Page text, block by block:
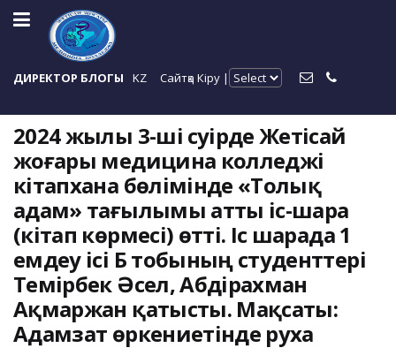
ДИРЕКТОР БЛОГЫ KZ Сайтқа Кіру |
2024 жылы 3-ші сәуірде Жетісай
жоғары медицина колледжі
кітапхана бөлімінде «Толық
адам» тағылымы атты іс-шара
(кітап көрмесі) өтті. Іс шарада 1
емдеу ісі Б тобының студенттері
Темірбек Әсел, Абдірахман
Ақмаржан қатысты. Мақсаты:
Адамзат өркениетінде руха